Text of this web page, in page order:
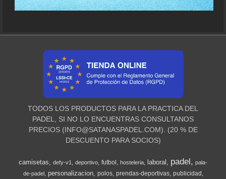
TODOS LOS PRODUCTOS PARA LA PRACTICA DEL
PADEL, SI NO LO ENCUENTRAS CONSULTANOS
PRECIOS (INFO@SATANASPADEL.COM). (20 % DE
DESCUENTO PARA SOCIOS)
camisetas defy-v1 deportivo futbol hosteleria laboral padel
pala-
de-padel
personalizacion polos prendas-deportivas publicidad